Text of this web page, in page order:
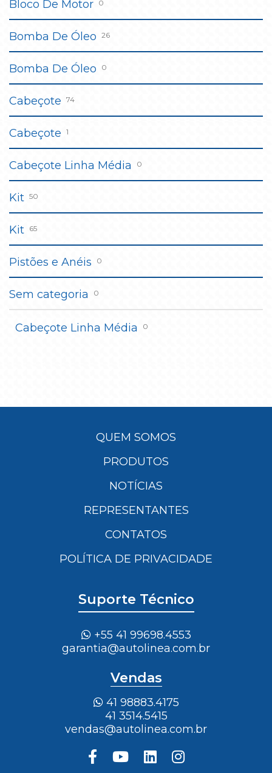
Bloco De Motor 0
Bomba De Óleo 26
Bomba De Óleo 0
Cabeçote 74
Cabeçote 1
Cabeçote Linha Média 0
Kit 50
Kit 65
Pistões e Anéis 0
Sem categoria 0
Cabeçote Linha Média 0
QUEM SOMOS
PRODUTOS
NOTÍCIAS
REPRESENTANTES
CONTATOS
POLÍTICA DE PRIVACIDADE
Suporte Técnico
+55 41 99698.4553
garantia@autolinea.com.br
Vendas
41 98883.4175
41 3514.5415
vendas@autolinea.com.br